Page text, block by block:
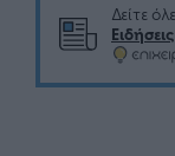
Δείτε
Ειδήσεις